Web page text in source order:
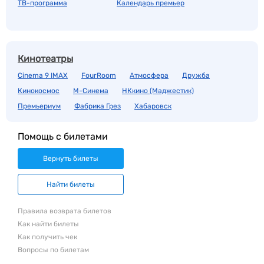
ТВ-программа
Календарь премьер
Кинотеатры
Cinema 9 IMAX FourRoom Атмосфера
Дружба
Кинокосмос
М-Синема
НКкино (Маджестик)
Премьериум
Фабрика Грез Хабаровск
Помощь с билетами
Вернуть билеты
Найти билеты
Правила возврата билетов
Как найти билеты
Как получить чек
Вопросы по билетам